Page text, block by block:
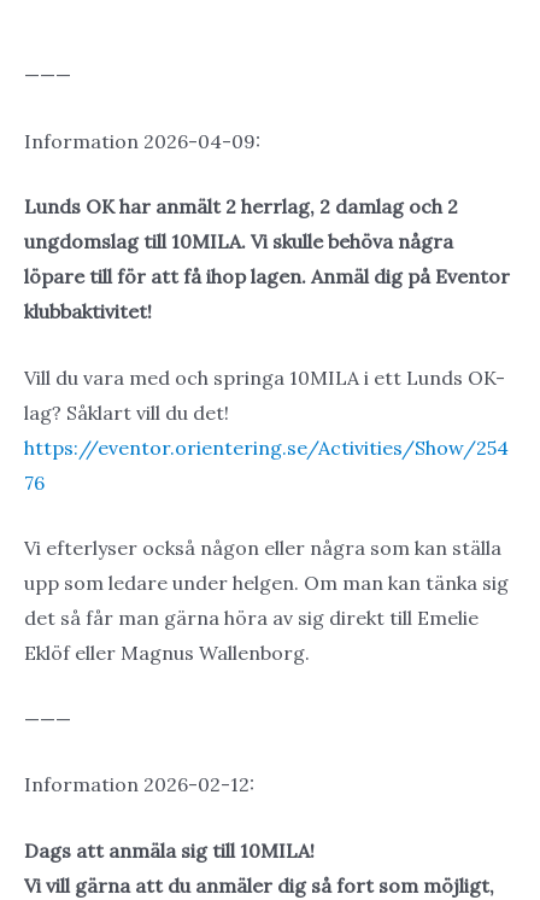
———
Information 2026-04-09:
Lunds OK har anmält 2 herrlag, 2 damlag och 2
ungdomslag till 10MILA. Vi skulle behöva några
löpare till för att få ihop lagen. Anmäl dig på Eventor
klubbaktivitet!
Vill du vara med och springa 10MILA i ett Lunds OK-
lag? Såklart vill du det!
https://eventor.orientering.se/Activities/Show/254
76
Vi efterlyser också någon eller några som kan ställa
upp som ledare under helgen. Om man kan tänka sig
det så får man gärna höra av sig direkt till Emelie
Eklöf eller Magnus Wallenborg.
———
Information 2026-02-12:
Dags att anmäla sig till 10MILA!
Vi vill gärna att du anmäler dig så fort som möjligt,